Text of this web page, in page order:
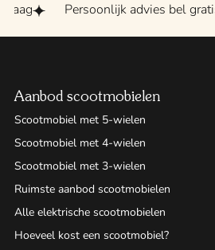
Persoonlijk advies bel
Aanbod scootmobielen
Scootmobiel met 5-wielen
Scootmobiel met 4-wielen
Scootmobiel met 3-wielen
Ruimste aanbod scootmobielen
Alle elektrische scootmobielen
Hoeveel kost een scootmobiel?